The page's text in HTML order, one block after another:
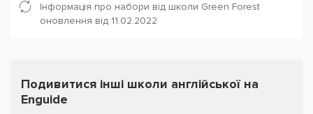
Інформація про набори від школи Green Forest
оновлення від 11.02.2022
Подивитися інші школи англійської на
Enguide